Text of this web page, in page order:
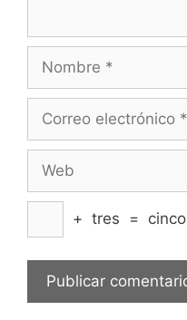
electrónico
+ tres = cinco